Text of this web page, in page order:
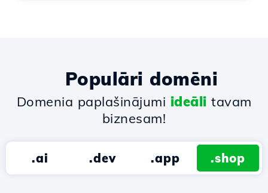
Populāri domēni
Domenia paplašinājumi ideāli tavam
biznesam!
.ai .dev .app .shop